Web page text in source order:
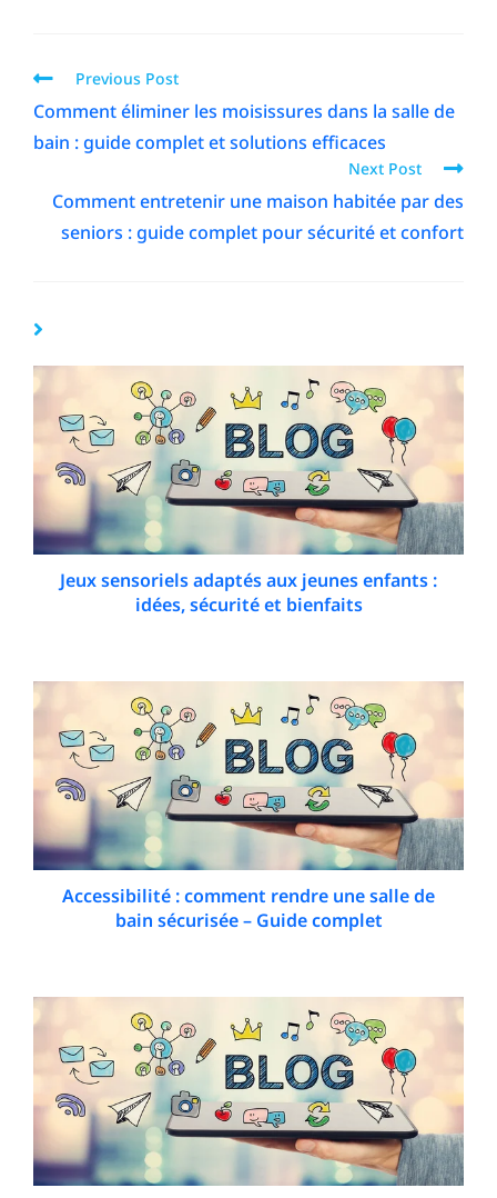
Previous Post
Comment éliminer les moisissures dans la salle de
bain : guide complet et solutions efficaces
Next Post
Comment entretenir une maison habitée par des
seniors : guide complet pour sécurité et confort
Jeux sensoriels adaptés aux jeunes enfants :
idées, sécurité et bienfaits
Accessibilité : comment rendre une salle de
bain sécurisée – Guide complet